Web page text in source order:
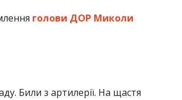
голови ДОР Миколи
Били з артилерії. На щастя